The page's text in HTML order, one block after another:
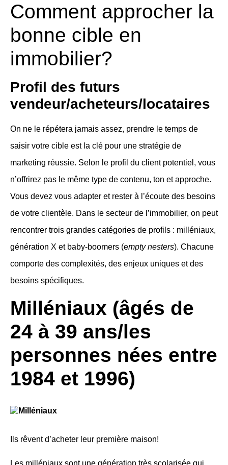
Comment approcher la
bonne cible en
immobilier?
Profil des futurs
vendeur/acheteurs/locataires
On ne le répétera jamais assez, prendre le temps de
saisir votre cible est la clé pour une stratégie de
marketing réussie. Selon le profil du client potentiel, vous
n’offrirez pas le même type de contenu, ton et approche.
Vous devez vous adapter et rester à l’écoute des besoins
de votre clientèle. Dans le secteur de l’immobilier, on peut
rencontrer trois grandes catégories de profils : milléniaux,
génération X et baby-boomers (empty nesters). Chacune
comporte des complexités, des enjeux uniques et des
besoins spécifiques.
Milléniaux (âgés de
24 à 39 ans/les
personnes nées entre
1984 et 1996)
Ils rêvent d’acheter leur première maison!